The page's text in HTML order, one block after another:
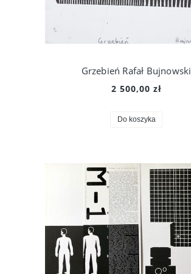
Grzebień Rafał Bujnowski
2 500,00 zł
Do koszyka